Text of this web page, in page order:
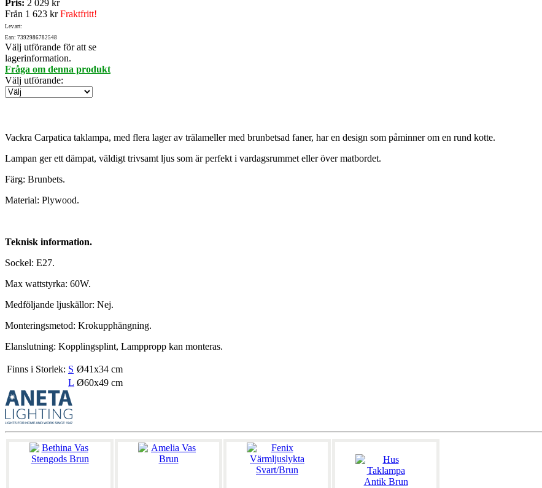
Pris: 2 029 kr
Från 1 623 krFraktfritt!
Lev.art:
Ean: 7392986782548
Välj utförande för att se
lagerinformation.
Fråga om denna produkt
Välj utförande:
Vackra Carpatica taklampa, med flera lager av trälameller med brunbetsad faner, har en design som påminner om en rund kotte.
Lampan ger ett dämpat, väldigt trivsamt ljus som är perfekt i vardagsrummet eller över matbordet.
Färg: Brunbets.
Material: Plywood.
Teknisk information.
Sockel: E27.
Max wattstyrka: 60W.
Medföljande ljuskällor: Nej.
Monteringsmetod: Krokupphängning.
Elanslutning: Kopplingsplint, Lamppropp kan monteras.
Finns i Storlek: S Ø41x34 cm
L Ø60x49 cm